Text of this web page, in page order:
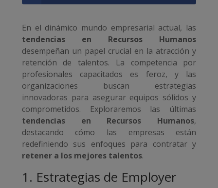
En el dinámico mundo empresarial actual, las
tendencias en Recursos Humanos
desempeñan un papel crucial en la atracción y
retención de talentos. La competencia por
profesionales capacitados es feroz, y las
organizaciones buscan estrategias
innovadoras para asegurar equipos sólidos y
comprometidos. Exploraremos las últimas
tendencias en Recursos Humanos,
destacando cómo las empresas están
redefiniendo sus enfoques para contratar y
retener a los mejores talentos.
1. Estrategias de Employer